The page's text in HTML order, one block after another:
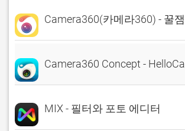
Camera360(카메라360) - 꿀
Camera360 Concept -
MIX - 필터와 포토 에디터